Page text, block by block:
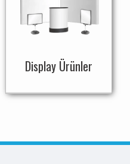
Display Ürünler